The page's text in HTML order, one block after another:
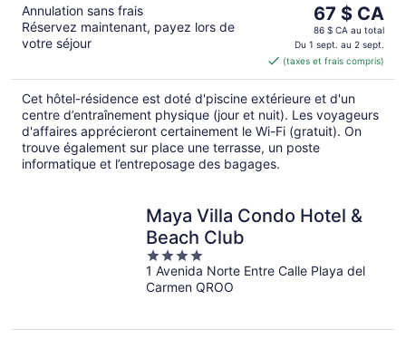
Annulation sans frais
Réservez maintenant, payez lors de
votre séjour
Le
prix
est
de 67 $ CA
par
nuit
67 $ CA
86 $ CA au total
Du 1 sept. au 2 sept.
(taxes et frais compris)
Cet hôtel-résidence est doté d'piscine extérieure et d'un
centre d’entraînement physique (jour et nuit). Les voyageurs
d'affaires apprécieront certainement le Wi-Fi (gratuit). On
trouve également sur place une terrasse, un poste
informatique et l’entreposage des bagages.
Maya Villa Condo Hotel &
Beach Club
4
out
of
1 Avenida Norte Entre Calle Playa del
Carmen QROO